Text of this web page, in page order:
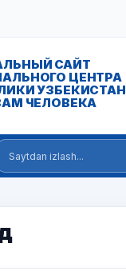
САЙТ
ЦЕНТРА
УЗБЕКИСТАН
ЧЕЛОВЕКА
izlash